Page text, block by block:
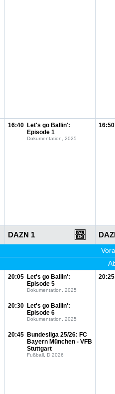
16:40 Let's go Ballin':
Episode 1
Dokumentation, 2025
16:50
DAZN 1
20:05 Let's go Ballin':
Episode 5
Dokumentation, 2025
20:30 Let's go Ballin':
Episode 6
Dokumentation, 2025
20:45 Bundesliga 25/26: FC
Bayern München - VFB
Stuttgart
Fußball, D 2026
20:25